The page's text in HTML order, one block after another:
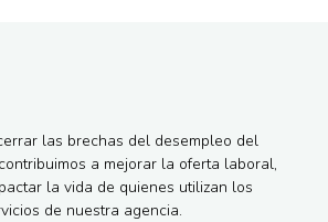
las brechas del desempleo del
a mejorar la oferta laboral,
la vida de quienes utilizan los
de nuestra agencia.